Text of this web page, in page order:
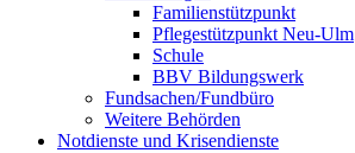
Familienstützpunkt
Pflegestützpunkt Neu-Ulm
Schule
BBV Bildungswerk
Fundsachen/Fundbüro
Weitere Behörden
Notdienste und Krisendienste